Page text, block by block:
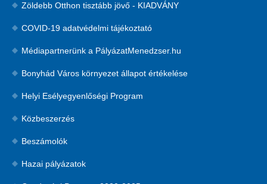
Zöldebb Otthon tisztább jövő - KIADVÁNY
COVID-19 adatvédelmi tájékoztató
Médiapartnerünk a PályázatMenedzser.hu
Bonyhád Város környezet állapot értékelése
Helyi Esélyegyenlőségi Program
Közbeszerzés
Beszámolók
Hazai pályázatok